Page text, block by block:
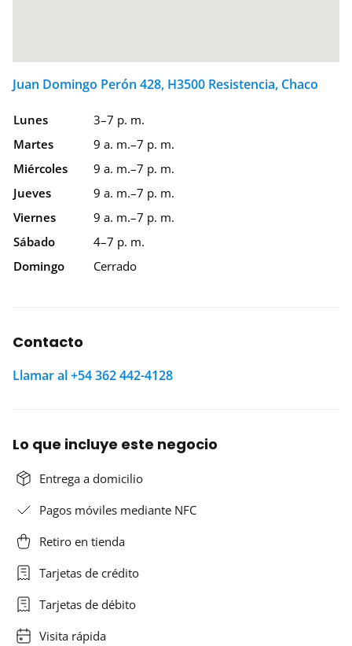
Juan Domingo Perón 428, H3500 Resistencia, Chaco
Lunes
3–7 p. m.
Martes
9 a. m.–7 p. m.
Miércoles
9 a. m.–7 p. m.
Jueves
9 a. m.–7 p. m.
Viernes
9 a. m.–7 p. m.
Sábado
4–7 p. m.
Domingo
Cerrado
Contacto
Llamar al +54 362 442-4128
Lo que incluye este negocio
Entrega a domicilio
Pagos móviles mediante NFC
Retiro en tienda
Tarjetas de crédito
Tarjetas de débito
Visita rápida